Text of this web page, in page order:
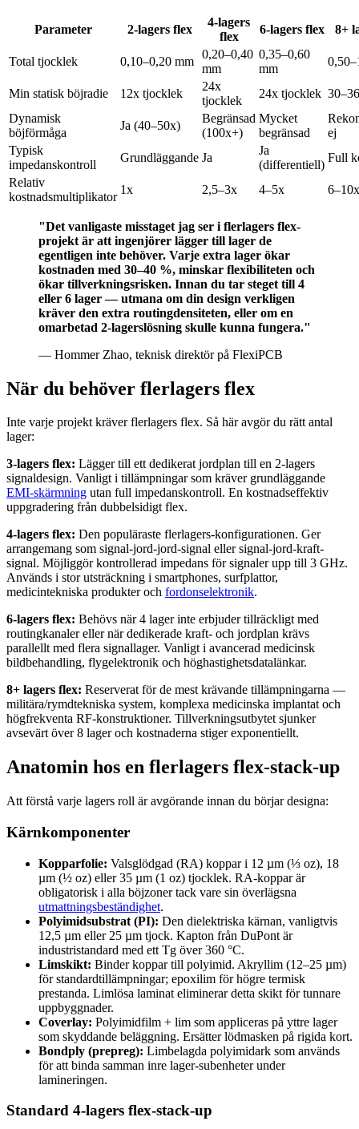
Parameter 2-lagers flex
4-lagers
flex
6-lagers flex 8+
Total tjocklek 0,10–0,20 mm
0,20–0,40
mm
0,35–0,60
mm
Min statisk böjradie 12x tjocklek
24x
tjocklek
24x tjocklek
Dynamisk
böjförmåga
Ja (40–50x)
Begränsad
(100x+)
Mycket
begränsad
ej
Typisk
impedanskontroll
Grundläggande Ja
Ja
(differentiell)
Full
Relativ
kostnadsmultiplikator
1x 2,5–3x 4–5x 6–10x
"Det vanligaste misstaget jag ser i flerlagers flex-
projekt är att ingenjörer lägger till lager de
egentligen inte behöver. Varje extra lager ökar
kostnaden med 30–40 %, minskar flexibiliteten och
ökar tillverkningsrisken. Innan du tar steget till 4
eller 6 lager — utmana om din design verkligen
kräver den extra routingdensiteten, eller om en
omarbetad 2-lagerslösning skulle kunna fungera."
— Hommer Zhao, teknisk direktör på FlexiPCB
När du behöver flerlagers flex
Inte varje projekt kräver flerlagers flex. Så här avgör du rätt antal
lager:
3-lagers flex: Lägger till ett dedikerat jordplan till en 2-lagers
signaldesign. Vanligt i tillämpningar som kräver grundläggande
EMI-skärmning utan full impedanskontroll. En kostnadseffektiv
uppgradering från dubbelsidigt flex.
4-lagers flex: Den populäraste flerlagers-konfigurationen. Ger
arrangemang som signal-jord-jord-signal eller signal-jord-kraft-
signal. Möjliggör kontrollerad impedans för signaler upp till 3 GHz.
Används i stor utsträckning i smartphones, surfplattor,
medicintekniska produkter och fordonselektronik.
6-lagers flex: Behövs när 4 lager inte erbjuder tillräckligt med
routingkanaler eller när dedikerade kraft- och jordplan krävs
parallellt med flera signallager. Vanligt i avancerad medicinsk
bildbehandling, flygelektronik och höghastighetsdatalänkar.
8+ lagers flex: Reserverat för de mest krävande tillämpningarna —
militära/rymdtekniska system, komplexa medicinska implantat och
högfrekventa RF-konstruktioner. Tillverkningsutbytet sjunker
avsevärt över 8 lager och kostnaderna stiger exponentiellt.
Anatomin hos en flerlagers flex-stack-up
Att förstå varje lagers roll är avgörande innan du börjar designa:
Kärnkomponenter
Kopparfolie: Valsglödgad (RA) koppar i 12 µm (⅓ oz), 18
µm (½ oz) eller 35 µm (1 oz) tjocklek. RA-koppar är
obligatorisk i alla böjzoner tack vare sin överlägsna
utmattningsbeständighet.
Polyimidsubstrat (PI): Den dielektriska kärnan, vanligtvis
12,5 µm eller 25 µm tjock. Kapton från DuPont är
industristandard med ett Tg över 360 °C.
Limskikt: Binder koppar till polyimid. Akryllim (12–25 µm)
för standardtillämpningar; epoxilim för högre termisk
prestanda. Limlösa laminat eliminerar detta skikt för tunnare
uppbyggnader.
Coverlay: Polyimidfilm + lim som appliceras på yttre lager
som skyddande beläggning. Ersätter lödmasken på rigida kort.
Bondply (prepreg): Limbelagda polyimidark som används
för att binda samman inre lager-subenheter under
lamineringen.
Standard 4-lagers flex-stack-up